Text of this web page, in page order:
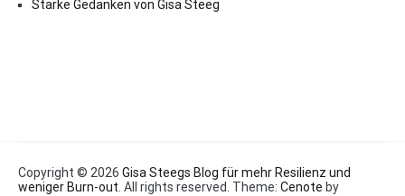
Starke Gedanken von Gisa Steeg
Copyright © 2026 Gisa Steegs Blog für mehr Resilienz und
weniger Burn-out . All rights reserved. Theme: Cenote by